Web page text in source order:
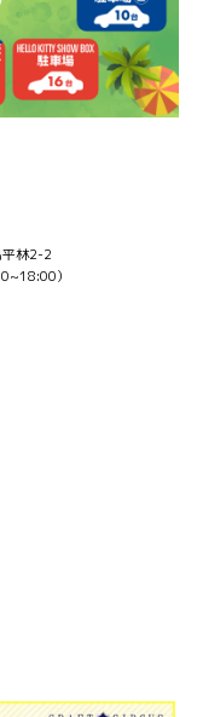
林2-2
）